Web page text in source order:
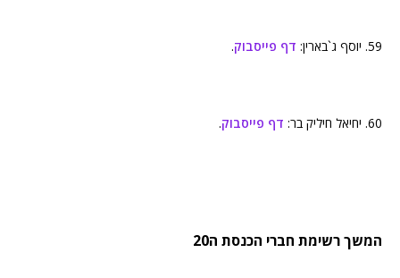
59. יוסף ג`בארין: דף פייסבוק.
60. יחיאל חיליק בר: דף פייסבוק.
המשך רשימת חברי הכנסת ה20